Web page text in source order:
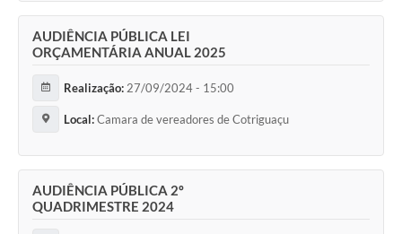
Serviços Online
Telefones Úteis
Enquete
Jornal
Agenda
SIC
AUDIÊNCIA PÚBLICA LEI
ORÇAMENTÁRIA ANUAL 2025
Realização: 27/09/2024 - 15:00
Local:Camara de vereadores de Cotriguaçu
AUDIÊNCIA PÚBLICA 2º
QUADRIMESTRE 2024